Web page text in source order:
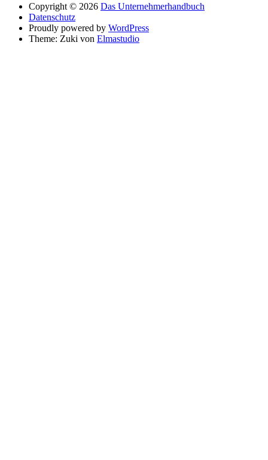
Copyright © 2026 Das Unternehmerhandbuch
Datenschutz
Proudly powered by WordPress
Theme: Zuki von Elmastudio